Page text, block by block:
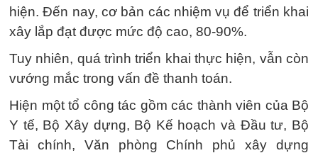
hiện. Đến nay, cơ bản các nhiệm vụ để triển khai
xây lắp đạt được mức độ cao, 80-90%.
Tuy nhiên, quá trình triển khai thực hiện, vẫn còn
vướng mắc trong vấn đề thanh toán.
Hiện một tổ công tác gồm các thành viên của Bộ
Y tế, Bộ Xây dựng, Bộ Kế hoạch và Đầu tư, Bộ
Tài chính, Văn phòng Chính phủ xây dựng